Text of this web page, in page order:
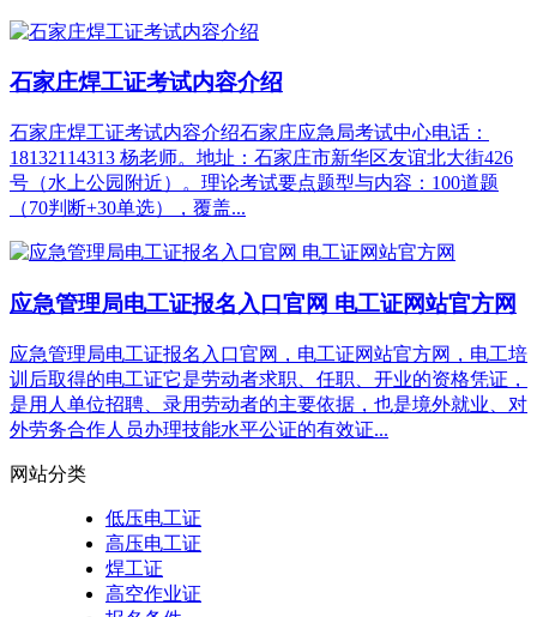
石家庄焊工证考试内容介绍
石家庄焊工证考试内容介绍石家庄应急局考试中心电话：
18132114313 杨老师。地址：石家庄市新华区友谊北大街426
号（水上公园附近）。理论考试要点题型与内容：100道题
（70判断+30单选），覆盖...
应急管理局电工证报名入口官网 电工证网站官方网
应急管理局电工证报名入口官网，电工证网站官方网，电工培
训后取得的电工证它是劳动者求职、任职、开业的资格凭证，
是用人单位招聘、录用劳动者的主要依据，也是境外就业、对
外劳务合作人员办理技能水平公证的有效证...
网站分类
低压电工证
高压电工证
焊工证
高空作业证